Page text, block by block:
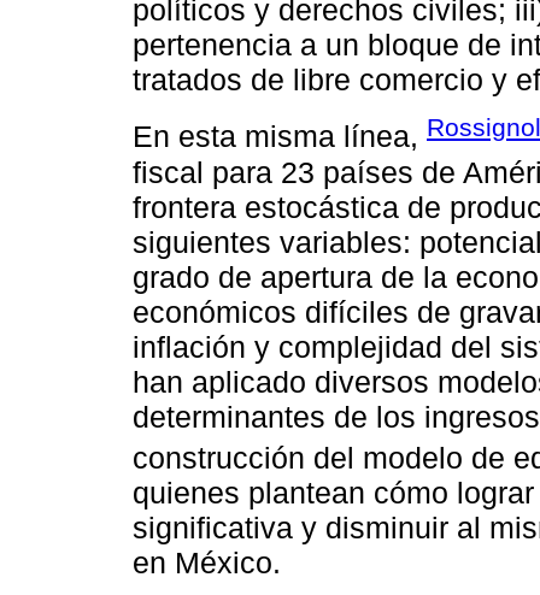
políticos y derechos civiles;
pertenencia a un bloque de
tratados de libre comercio y
En esta misma línea,
fiscal para 23 países de
frontera estocástica de
siguientes variables:
grado de apertura de la
económicos difíciles de
inflación y complejidad del
han aplicado diversos
determinantes de los
construcción del modelo de
quienes plantean cómo
significativa y disminuir al
en México.